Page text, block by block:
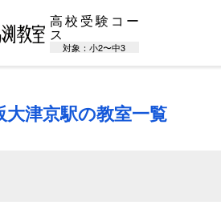
高校受験コー
ス
対象：小2〜中3
大津京駅の教室一覧